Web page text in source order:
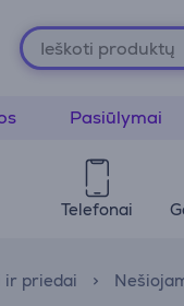
Pasiūlymai
Telefonai
ir priedai